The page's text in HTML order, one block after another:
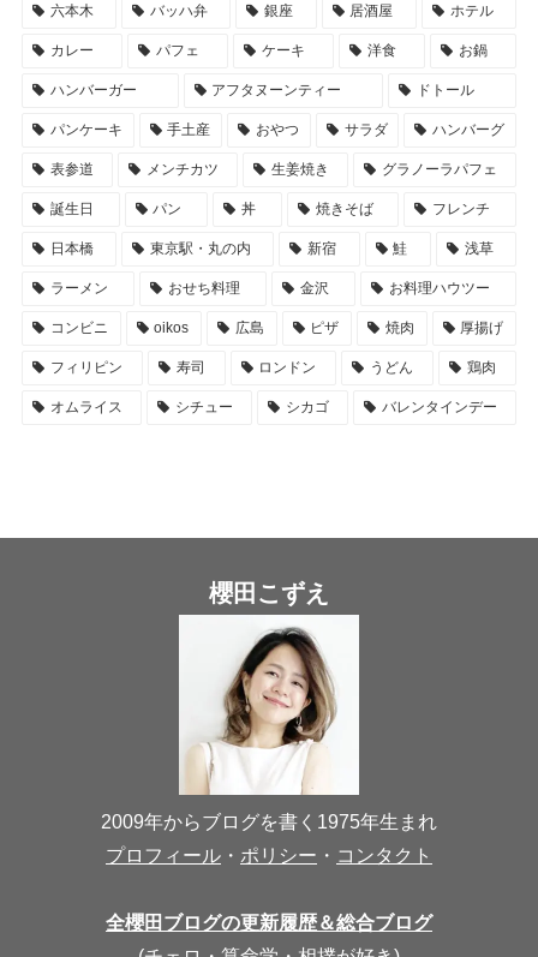
六本木 バッハ弁 銀座 居酒屋 ホテル
カレー パフェ ケーキ 洋食 お鍋
ハンバーガー アフタヌーンティー ドトール
パンケーキ 手土産 おやつ サラダ ハンバーグ
表参道 メンチカツ 生姜焼き グラノーラパフェ
誕生日 パン 丼 焼きそば フレンチ
日本橋 東京駅・丸の内 新宿 鮭 浅草
ラーメン おせち料理 金沢 お料理ハウツー
コンビニ oikos 広島 ピザ 焼肉 厚揚げ
フィリピン 寿司 ロンドン うどん 鶏肉
オムライス シチュー シカゴ バレンタインデー
櫻田こずえ
2009年からブログを書く1975年生まれ
プロフィール ・ ポリシー ・ コンタクト
全櫻田ブログの更新履歴＆総合ブログ